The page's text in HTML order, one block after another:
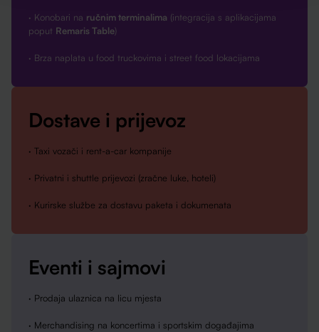
· Konobari na ručnim terminalima (integracija s aplikacijama
poput Remaris Table)
· Brza naplata u food truckovima i street food lokacijama
Dostave i prijevoz
· Taxi vozači i rent-a-car kompanije
· Privatni i shuttle prijevozi (zračne luke, hoteli)
· Kurirske službe za dostavu paketa i dokumenata
Eventi i sajmovi
· Prodaja ulaznica na licu mjesta
· Merchandising na koncertima i sportskim događajima